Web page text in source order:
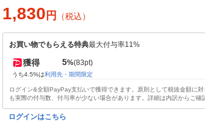
1,830 円 （税込）
お買い物でもらえる特典最大付与率11%
獲得 5%(83pt)
うち4.5%は利用先・期間限定
ログイン&全額PayPay支払いで獲得できます。原則として税抜金額に
も実際の付与数、付与率が少ない場合があります。詳細は内訳からご確
ログインはこちら